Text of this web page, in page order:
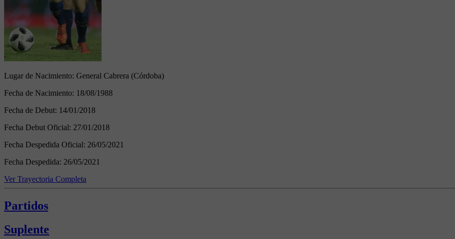
Lugar de Nacimiento: General Cabrera (Córdoba)
Fecha de Nacimiento: 18/08/1988
Fecha de Debut: 14/01/2018
Fecha Debut Oficial: 27/01/2018
Fecha Despedida Oficial: 26/05/2021
Fecha Despedida: 26/05/2021
Ver Trayectoria Completa
Partidos
Suplente